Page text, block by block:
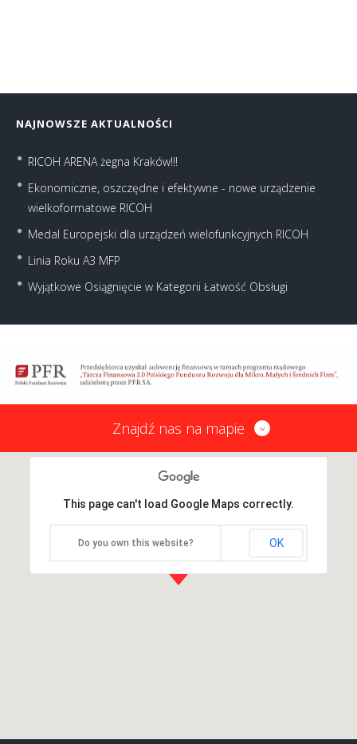
NAJNOWSZE AKTUALNOŚCI
RICOH ARENA żegna Kraków!!!
Ekonomiczne, oszczędne i efektywne - nowe urządzenie
wielkoformatowe RICOH
Medal Europejski dla urządzeń wielofunkcyjnych RICOH
Linia Roku A3 MFP
Wyjątkowe Osiągnięcie w Kategorii Łatwość Obsługi
Znajdź nas na mapie
This page can't load Google Maps correctly.
Do you own this website? OK